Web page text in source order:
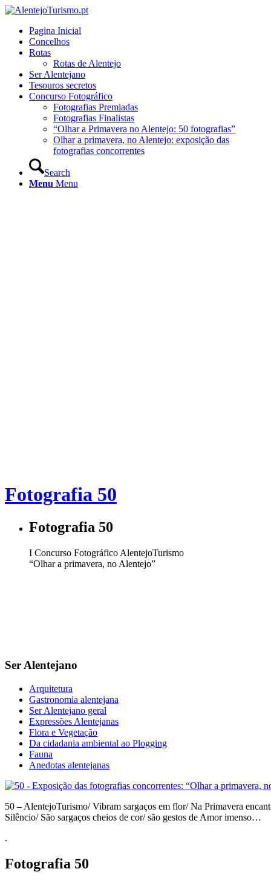
Pagina Inicial
Concelhos
Rotas
Rotas de Alentejo
Ser Alentejano
Tesouros secretos
Concurso Fotográfico
Fotografias Premiadas
Fotografias Finalistas
“Olhar a Primavera no Alentejo: 50 fotografias”
Olhar a primavera, no Alentejo: exposição das
fotografias concorrentes
Search
Menu Menu
Fotografia 50
Fotografia 50
I Concurso Fotográfico AlentejoTurismo
“Olhar a primavera, no Alentejo”
Ser Alentejano
Arquitetura
Gastronomia alentejana
Ser Alentejano geral
Expressões Alentejanas
Flora e Vegetação
Da cidadania ambiental ao Plogging
Fauna
Anedotas alentejanas
50 – AlentejoTurismo/ Vibram sargaços em flor/ Na Primavera
Silêncio/ São sargaços cheios de cor/ são gestos de Amor imenso…
.
Fotografia 50